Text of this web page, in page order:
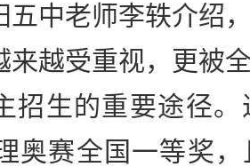
老师李轶介绍，
来越受重视，更被
招生的重要途径
奥赛全国一等奖